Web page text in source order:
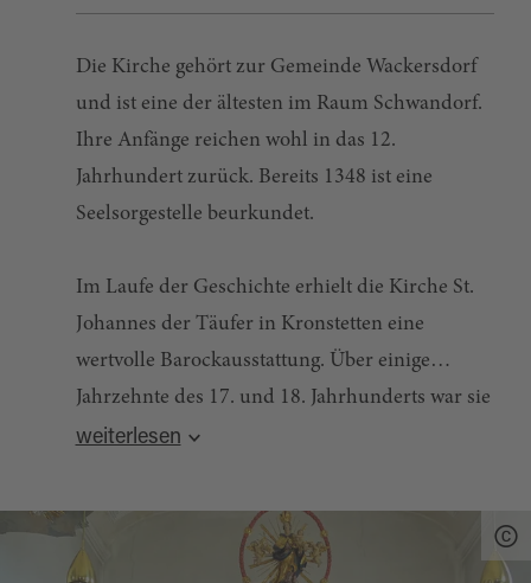
Die Kirche gehört zur Gemeinde Wackersdorf
und ist eine der ältesten im Raum Schwandorf.
Ihre Anfänge reichen wohl in das 12.
Jahrhundert zurück. Bereits 1348 ist eine
Seelsorgestelle beurkundet.
Im Laufe der Geschichte erhielt die Kirche St.
Johannes der Täufer in Kronstetten eine
wertvolle Barockausstattung. Über einige
Jahrzehnte des 17. und 18. Jahrhunderts war sie
ein weihin bekannter Wallfahrtsort. Die Pilger
Kopie der Altöttinger Mariendarstellung.
Quelle:destination.one
weiterlesen